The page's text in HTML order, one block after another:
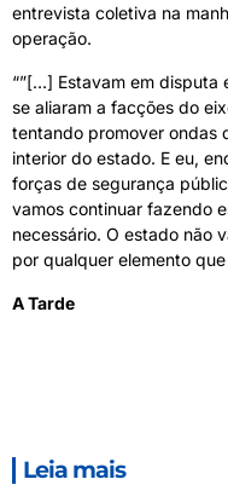
entrevista coletiva na
operação.
“”[…] Estavam em disputa
se aliaram a facções do
tentando promover ondas
interior do estado. E eu,
forças de segurança
vamos continuar fazendo
necessário. O estado não
por qualquer elemento que
A Tarde
Leia mais